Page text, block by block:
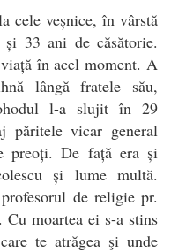
cele veșnice, în vârstă
33 ani de căsătorie.
în acel moment. A
lângă fratele său,
l-a slujit în 29
păritele vicar general
preoți. De față era și
și lume multă.
de religie pr.
moartea ei s-a stins
te atrăgea şi unde